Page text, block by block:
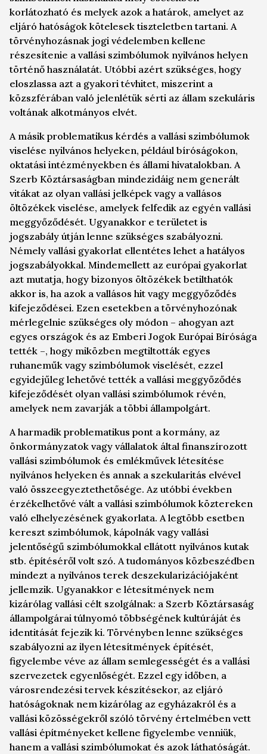
korlátozható és melyek azok a határok, amelyet az
eljáró hatóságok kötelesek tiszteletben tartani. A
törvényhozásnak jogi védelemben kellene
részesítenie a vallási szimbólumok nyilvános helyen
történő használatát. Utóbbi azért szükséges, hogy
eloszlassa azt a gyakori tévhitet, miszerint a
közszférában való jelenlétük sérti az állam szekuláris
voltának alkotmányos elvét.
A másik problematikus kérdés a vallási szimbólumok
viselése nyilvános helyeken, például bíróságokon,
oktatási intézményekben és állami hivatalokban. A
Szerb Köztársaságban mindezidáig nem generált
vitákat az olyan vallási jelképek vagy a vallásos
öltözékek viselése, amelyek felfedik az egyén vallási
meggyőződését. Ugyanakkor e területet is
jogszabály útján lenne szükséges szabályozni.
Némely vallási gyakorlat ellentétes lehet a hatályos
jogszabályokkal. Mindemellett az európai gyakorlat
azt mutatja, hogy bizonyos öltözékek betilthatók
akkor is, ha azok a vallásos hit vagy meggyőződés
kifejeződései. Ezen esetekben a törvényhozónak
mérlegelnie szükséges oly módon – ahogyan azt
egyes országok és az Emberi Jogok Európai Bírósága
tették –, hogy miközben megtiltották egyes
ruhaneműk vagy szimbólumok viselését, ezzel
egyidejűleg lehetővé tették a vallási meggyőződés
kifejeződését olyan vallási szimbólumok révén,
amelyek nem zavarják a többi állampolgárt.
A harmadik problematikus pont a kormány, az
önkormányzatok vagy vállalatok által finanszírozott
vallási szimbólumok és emlékművek létesítése
nyilvános helyeken és annak a szekularitás elvével
való összeegyeztethetősége. Az utóbbi években
érzékelhetővé vált a vallási szimbólumok köztereken
való elhelyezésének gyakorlata. A legtöbb esetben
kereszt szimbólumok, kápolnák vagy vallási
jelentőségű szimbólumokkal ellátott nyilvános kutak
stb. építéséről volt szó. A tudományos közbeszédben
mindezt a nyilvános terek deszekularizációjaként
jellemzik. Ugyanakkor e létesítmények nem
kizárólag vallási célt szolgálnak: a Szerb Köztársaság
állampolgárai túlnyomó többségének kultúráját és
identitását fejezik ki. Törvényben lenne szükséges
szabályozni az ilyen létesítmények építését,
figyelembe véve az állam semlegességét és a vallási
szervezetek egyenlőségét. Ezzel egy időben, a
városrendezési tervek készítésekor, az eljáró
hatóságoknak nem kizárólag az egyházakról és a
vallási közösségekről szóló törvény értelmében vett
vallási építményeket kellene figyelembe venniük,
hanem a vallási szimbólumokat és azok láthatóságát.